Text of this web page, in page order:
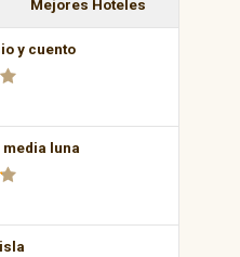
Mejores Hoteles
y cuento
media luna